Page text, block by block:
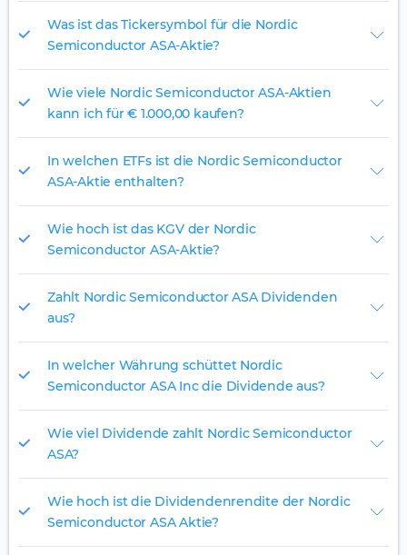
Was ist das Tickersymbol für die Nordic
Semiconductor ASA-Aktie?
Wie viele Nordic Semiconductor ASA-Aktien
kann ich für € 1.000,00 kaufen?
In welchen ETFs ist die Nordic Semiconductor
ASA-Aktie enthalten?
Wie hoch ist das KGV der Nordic
Semiconductor ASA-Aktie?
Zahlt Nordic Semiconductor ASA Dividenden
aus?
In welcher Währung schüttet Nordic
Semiconductor ASA Inc die Dividende aus?
Wie viel Dividende zahlt Nordic Semiconductor
ASA?
Wie hoch ist die Dividendenrendite der Nordic
Semiconductor ASA Aktie?